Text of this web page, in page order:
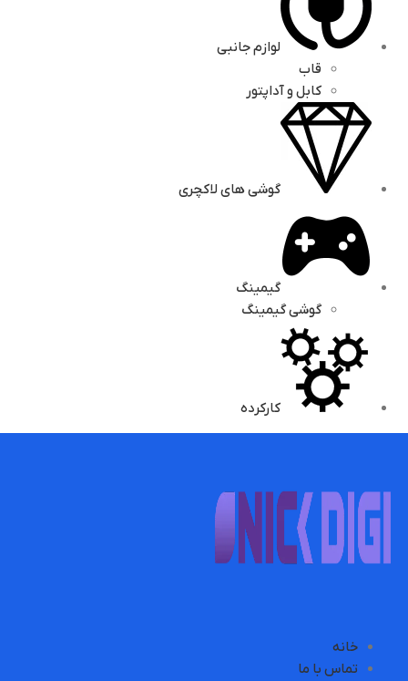
لوازم جانبی
قاب
کابل و آداپتور
گوشی های لاکچری
گیمینگ
گوشی گیمینگ
کارکرده
خانه
تماس با ما